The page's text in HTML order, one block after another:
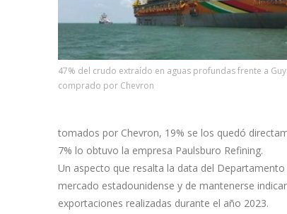
47% del crudo extraído en aguas profundas frente a
comprado por Chevron
tomados por Chevron, 19% se los quedó
7% lo obtuvo la empresa Paulsburo Refining.
Un aspecto que resalta la data del
mercado estadounidense y de mantenerse
exportaciones realizadas durante el año 2023.